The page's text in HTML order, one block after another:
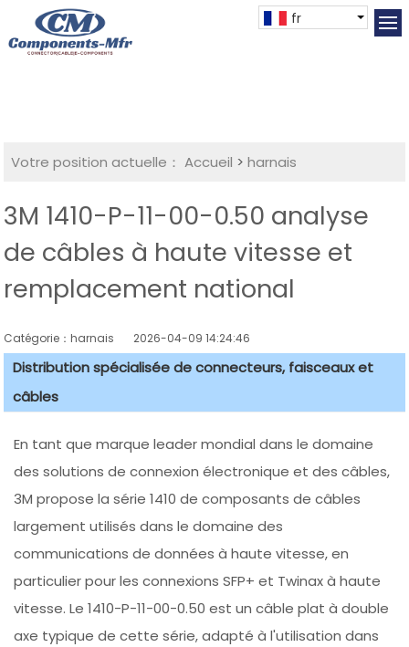
fr
Votre position actuelle： Accueil >harnais
3M 1410-P-11-00-0.50 analyse
de câbles à haute vitesse et
remplacement national
Catégorie：harnais 2026-04-09 14:24:46
Distribution spécialisée de connecteurs, faisceaux et
câbles
En tant que marque leader mondial dans le domaine
des solutions de connexion électronique et des câbles,
3M propose la série 1410 de composants de câbles
largement utilisés dans le domaine des
communications de données à haute vitesse, en
particulier pour les connexions SFP+ et Twinax à haute
vitesse. Le 1410-P-11-00-0.50 est un câble plat à double
axe typique de cette série, adapté à l'utilisation dans